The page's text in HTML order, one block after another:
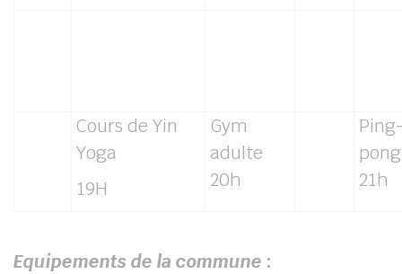
Cours de Yin
Yoga
19H
Gym
adulte
20h
pong
21h
Equipements de la commune :